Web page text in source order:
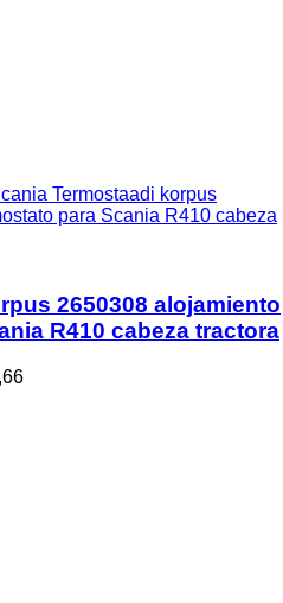
Termostaadi korpus
para Scania R410 cabeza
2650308 alojamiento
R410 cabeza tractora